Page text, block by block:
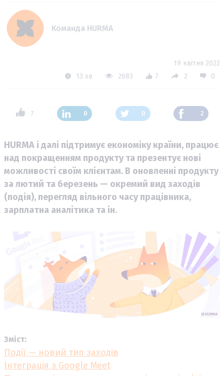
Команда HURMA
19 квітня 2022
13 хв
2683 7 2 0
7 0 0 2
HURMA і далі підтримує економіку країни, працює
над покращенням продукту та презентує нові
можливості своїм клієнтам. В оновленні продукту
за лютий та березень — окремий вид заходів
(подія), перегляд вільного часу працівника,
зарплатна аналітика та ін.
Зміст:
Події — новий тип заходів
Інтеграція з Google Meet